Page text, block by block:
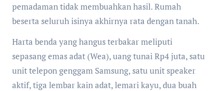
pemadaman tidak membuahkan hasil. Rumah
beserta seluruh isinya akhirnya rata dengan tanah.
Harta benda yang hangus terbakar meliputi
sepasang emas adat (Wea), uang tunai Rp4 juta, satu
unit telepon genggam Samsung, satu unit speaker
aktif, tiga lembar kain adat, lemari kayu, dua buah